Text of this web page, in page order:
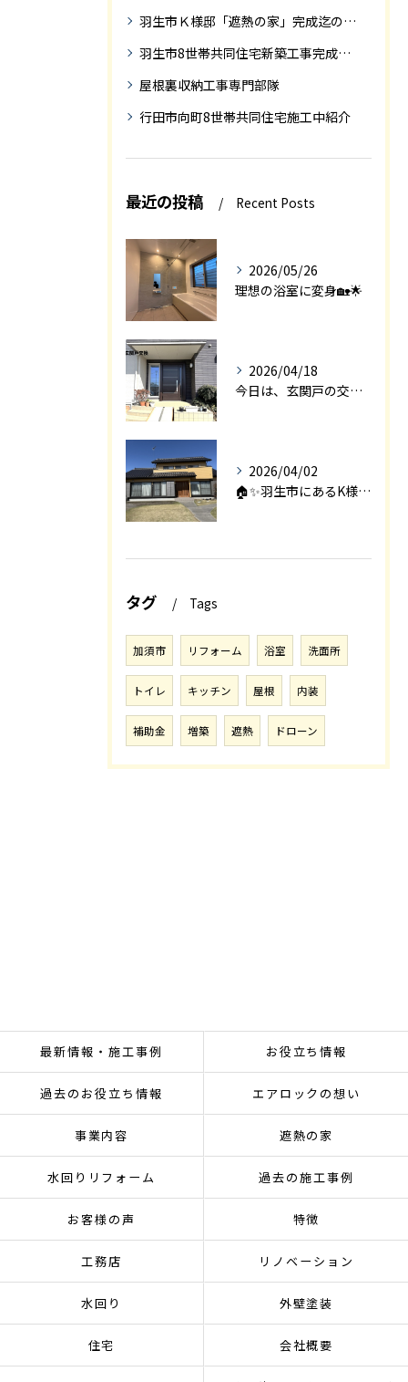
羽生市Ｋ様邸「遮熱の家」完成迄の紹介です
羽生市8世帯共同住宅新築工事完成迄の紹介
屋根裏収納工事専門部隊
行田市向町8世帯共同住宅施工中紹介
最近の投稿 Recent Posts
2026/05/26
理想の浴室に変身🏡🌟
2026/04/18
今日は、玄関戸の交換工事をご紹介します🚪✨。
2026/04/02
🏠✨羽生市にあるK様邸は、2008年に㈱エアロックで新築され...
タグ Tags
加須市 リフォーム 浴室 洗面所
トイレ キッチン 屋根 内装
補助金 増築 遮熱 ドローン
最新情報・施工事例 お役立ち情報
過去のお役立ち情報 エアロックの想い
事業内容 遮熱の家
水回りリフォーム 過去の施工事例
お客様の声 特徴
工務店 リノベーション
水回り 外壁塗装
住宅 会社概要